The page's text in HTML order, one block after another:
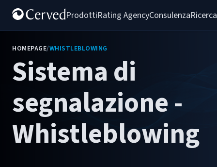
ProdottiRating AgencyConsulenza
HOMEPAGE/WHISTLEBLOWING
Sistema di
segnalazione -
Whistleblowing